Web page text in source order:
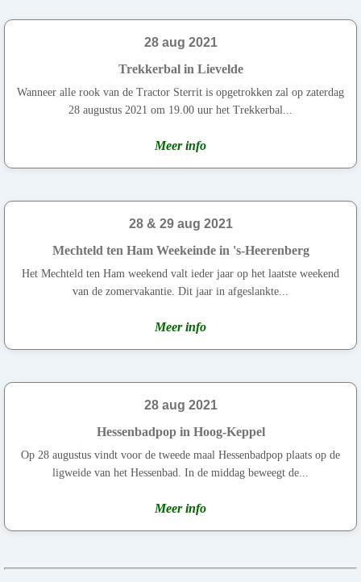
28 aug 2021
Trekkerbal in Lievelde
Wanneer alle rook van de Tractor Sterrit is opgetrokken zal op zaterdag
28 augustus 2021 om 19.00 uur het Trekkerbal...
Meer info
28 & 29 aug 2021
Mechteld ten Ham Weekeinde in 's-Heerenberg
Het Mechteld ten Ham weekend valt ieder jaar op het laatste weekend
van de zomervakantie. Dit jaar in afgeslankte...
Meer info
28 aug 2021
Hessenbadpop in Hoog-Keppel
Op 28 augustus vindt voor de tweede maal Hessenbadpop plaats op de
ligweide van het Hessenbad. In de middag beweegt de...
Meer info